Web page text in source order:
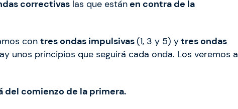
correctivas las que estánen contra de la
con tres ondas impulsivas(1, 3 y 5) ytres ondas
unos principios que seguirá cada onda. Los veremos a
del comienzo de la primera.